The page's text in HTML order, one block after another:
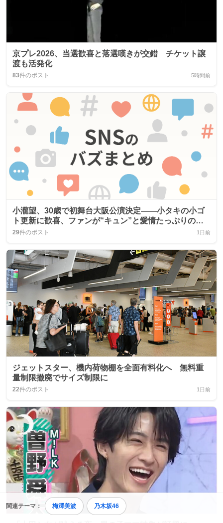
関連テーマ： 梅澤美波 乃木坂46
京プレ2026、当選歓喜と落選嘆きが交錯 チケット譲
渡も活発化
83件のポスト 5時間前
小瀧望、30歳で初舞台大阪公演決定――小タキの小ゴ
ト更新に歓喜、ファンが“キュン”と愛情たっぷりのコ
メントで熱狂し、感謝と応援の声が続々
29件のポスト 1日前
ジェットスター、機内荷物棚を全面有料化へ 無料重
量制限撤廃でサイズ制限に
22件のポスト 1日前